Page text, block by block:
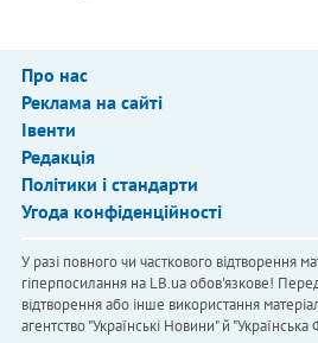
Про нас
Реклама на сайті
Івенти
Редакція
Політики і стандарти
Угода конфіденційності
У разі повного чи часткового відтворення
гіперпосилання на LB.ua обов'язкове!
відтворення або інше використання
агентство "Українськi Новини" й